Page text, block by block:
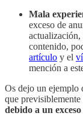
Mala
exceso de
actualización,
contenido,
artículo y el
mención a
Os dejo un ejemplo
que previsiblemente
debido a un